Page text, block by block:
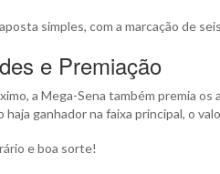
simples, com a marcação de
e Premiação
a Mega-Sena também premia os
haja ganhador na faixa principal, o
e boa sorte!